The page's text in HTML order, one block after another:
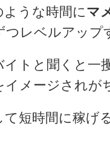
ような時間にマ
レベルアップ
トと聞くと一
イメージされが
て短時間に稼げ